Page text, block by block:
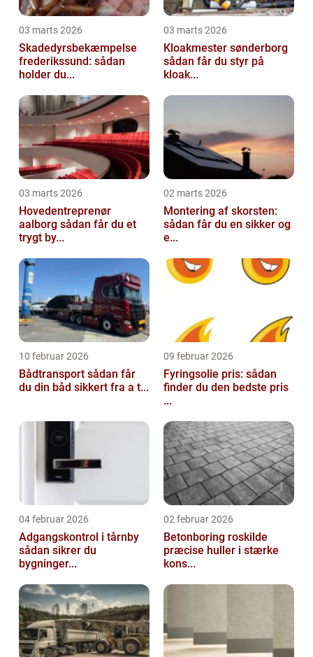
03 marts 2026
Skadedyrsbekæmpelse
frederikssund: sådan
holder du...
03 marts 2026
Kloakmester sønderborg
sådan får du styr på
kloak...
03 marts 2026
Hovedentreprenør
aalborg sådan får du et
trygt by...
02 marts 2026
Montering af skorsten:
sådan får du en sikker og
e...
10 februar 2026
Bådtransport sådan får
du din båd sikkert fra a t...
09 februar 2026
Fyringsolie pris: sådan
finder du den bedste pris
...
04 februar 2026
Adgangskontrol i tårnby
sådan sikrer du
bygninger...
02 februar 2026
Betonboring roskilde
præcise huller i stærke
kons...